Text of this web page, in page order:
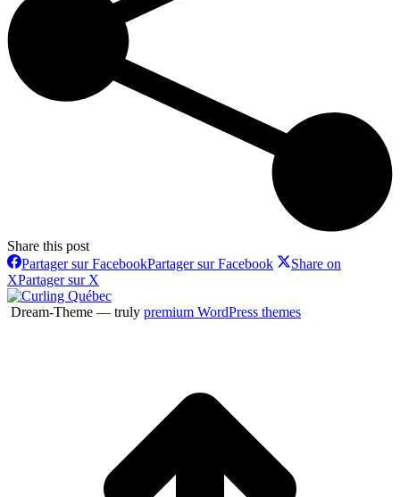
Share this post
Partager sur FacebookPartager sur Facebook
Share on
XPartager sur X
Dream-Theme — truly premium WordPress themes